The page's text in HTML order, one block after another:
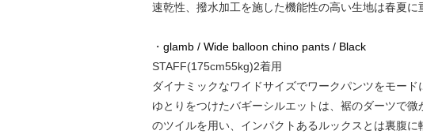
速乾性、撥水加工を施した機能性の高い生地は春夏に
・ glamb / Wide balloon chino pants / Black
STAFF(175cm55kg)2着用
ダイナミックなワイドサイズでワークパンツをモー
ゆとりをつけたバギーシルエットは、裾のダーツで
のツイルを用い、インパクトあるルックスとは裏腹